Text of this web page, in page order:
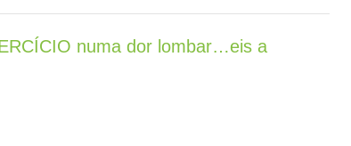
numa dor lombar…eis a